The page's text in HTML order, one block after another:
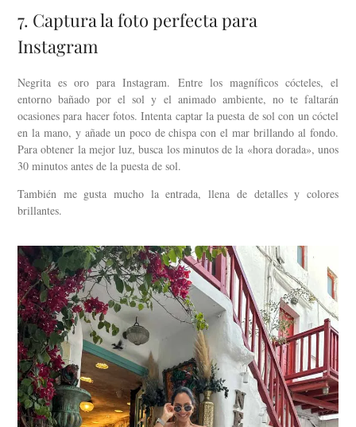
7. Captura la foto perfecta para
Instagram
Negrita es oro para Instagram. Entre los magníficos cócteles, el
entorno bañado por el sol y el animado ambiente, no te faltarán
ocasiones para hacer fotos. Intenta captar la puesta de sol con un cóctel
en la mano, y añade un poco de chispa con el mar brillando al fondo.
Para obtener la mejor luz, busca los minutos de la «hora dorada», unos
30 minutos antes de la puesta de sol.
También me gusta mucho la entrada, llena de detalles y colores
brillantes.